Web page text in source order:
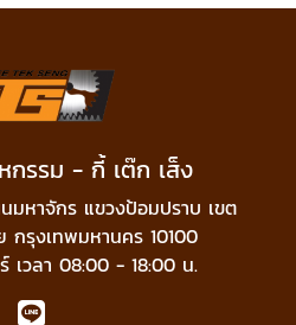
กรรม - กี้ เต๊ก เส็ง
มหาจักร แขวงป้อมปราบ เขต
กรุงเทพมหานคร 10100
เวลา 08:00 - 18:00 น.